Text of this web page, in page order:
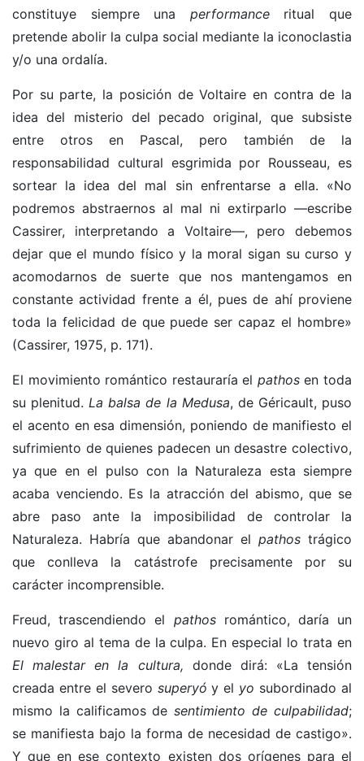
constituye siempre una performance ritual que
pretende abolir la culpa social mediante la iconoclastia
y/o una ordalía.
Por su parte, la posición de Voltaire en contra de la
idea del misterio del pecado original, que subsiste
entre otros en Pascal, pero también de la
responsabilidad cultural esgrimida por Rousseau, es
sortear la idea del mal sin enfrentarse a ella. «No
podremos abstraernos al mal ni extirparlo —escribe
Cassirer, interpretando a Voltaire—, pero debemos
dejar que el mundo físico y la moral sigan su curso y
acomodarnos de suerte que nos mantengamos en
constante actividad frente a él, pues de ahí proviene
toda la felicidad de que puede ser capaz el hombre»
(Cassirer, 1975, p. 171).
El movimiento romántico restauraría el pathosen toda
su plenitud. La balsa de la Medusa, de Géricault, puso
el acento en esa dimensión, poniendo de manifiesto el
sufrimiento de quienes padecen un desastre colectivo,
ya que en el pulso con la Naturaleza esta siempre
acaba venciendo. Es la atracción del abismo, que se
abre paso ante la imposibilidad de controlar la
Naturaleza. Habría que abandonar el pathos trágico
que conlleva la catástrofe precisamente por su
carácter incomprensible.
Freud, trascendiendo el pathosromántico, daría un
nuevo giro al tema de la culpa. En especial lo trata en
El malestar en la cultura, donde dirá: «La tensión
creada entre el severo superyó y el yo subordinado al
mismo la calificamos desentimiento de culpabilidad;
se manifiesta bajo la forma de necesidad de castigo».
Y que en ese contexto existen dos orígenes para el